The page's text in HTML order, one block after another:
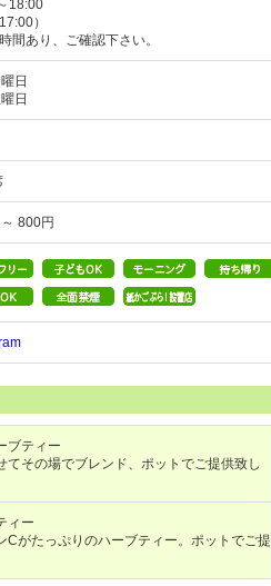
18:00
）
間あり、ご確認下さい。
日
日
800円
ブティー
てその場でブレンド、ポットでご提供致し
ィー
Cがたっぷりのハーブティー。ポットでご提